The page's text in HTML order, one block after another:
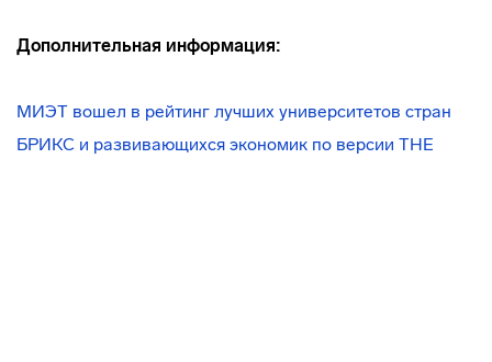
Дополнительная информация:
МИЭТ вошел в рейтинг лучших университетов стран
БРИКС и развивающихся экономик по версии THE